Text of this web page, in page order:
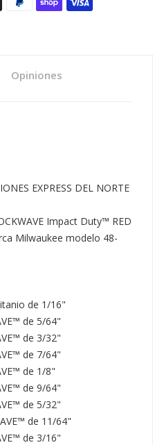
Opiniones
EXPRESS DEL NORTE
Impact Duty™ RED
Milwaukee modelo 48-
de 1/16"
de 5/64"
de 3/32"
de 7/64"
de 1/8"
de 9/64"
de 5/32"
de 11/64"
de 3/16"